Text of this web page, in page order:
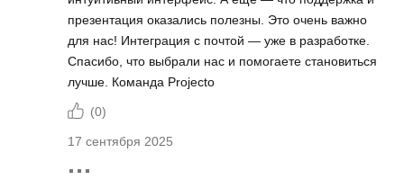
презентация оказались полезны. Это очень важно
для нас! Интеграция с почтой — уже в разработке.
Спасибо, что выбрали нас и помогаете становиться
лучше. Команда Projecto
(0)
17 сентября 2025